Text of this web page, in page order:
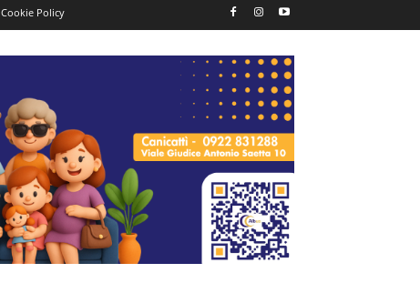
Cookie Policy